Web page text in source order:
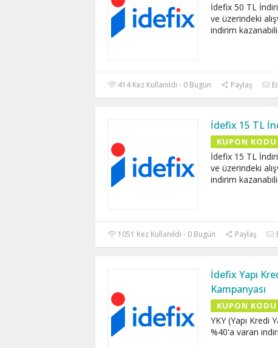
İdefix 50 TL
ve üzerindeki
indirim
414 Kez Kullanıldı - 0 Bugün Paylaş
İdefix 15 TL
KUPON KODU
İdefix 15 TL
ve üzerindeki
indirim
1051 Kez Kullanıldı - 0 Bugün Paylaş
İdefix Yapı
Kampanyası
KUPON KODU
YKY (Yapı Kredi
%40'a varan